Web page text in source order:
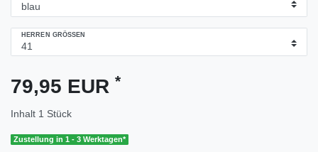
HERREN GRÖSSEN
79,95 EUR *
Inhalt 1 Stück
Zustellung in 1 - 3 Werktagen*